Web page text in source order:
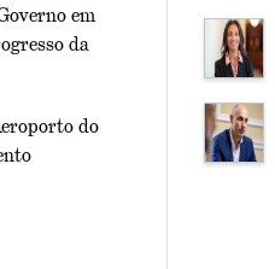
em
da
do